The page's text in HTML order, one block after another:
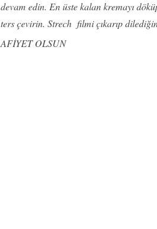
devam edin. En üste kalan kremayı
ters çevirin. Strech filmi çıkarıp
AFİYET OLSUN